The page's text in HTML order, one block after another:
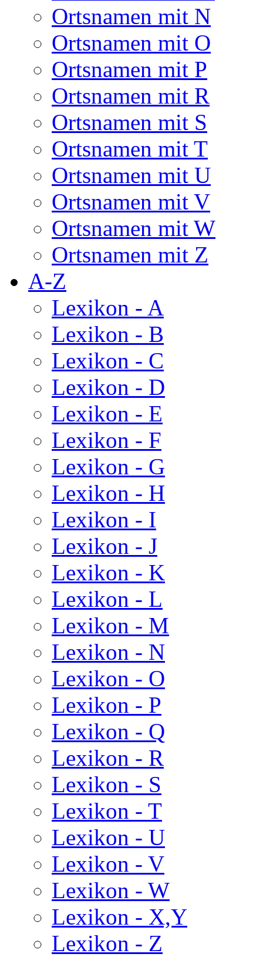
Ortsnamen mit N
Ortsnamen mit O
Ortsnamen mit P
Ortsnamen mit R
Ortsnamen mit S
Ortsnamen mit T
Ortsnamen mit U
Ortsnamen mit V
Ortsnamen mit W
Ortsnamen mit Z
A-Z
Lexikon - A
Lexikon - B
Lexikon - C
Lexikon - D
Lexikon - E
Lexikon - F
Lexikon - G
Lexikon - H
Lexikon - I
Lexikon - J
Lexikon - K
Lexikon - L
Lexikon - M
Lexikon - N
Lexikon - O
Lexikon - P
Lexikon - Q
Lexikon - R
Lexikon - S
Lexikon - T
Lexikon - U
Lexikon - V
Lexikon - W
Lexikon - X,Y
Lexikon - Z